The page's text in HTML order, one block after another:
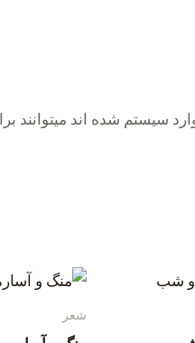
سیستم شده اند میتوانند
شعر